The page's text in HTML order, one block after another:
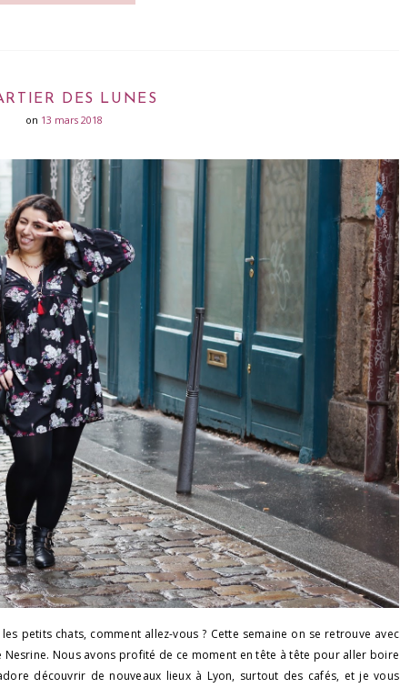
DES LUNES
on 13 mars 2018
petits chats, comment allez-vous ? Cette semaine on se retrouve avec
Nous avons profité de ce moment en tête à tête pour aller boire
découvrir de nouveaux lieux à Lyon, surtout des cafés, et je vous